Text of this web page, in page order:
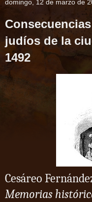
domingo, 12 de marzo de
judíos de la
1492
Cesáreo
Memorias